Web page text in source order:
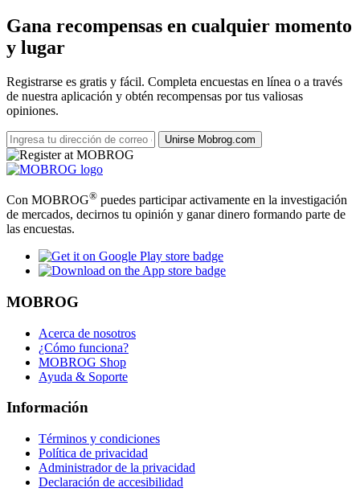
Gana recompensas en cualquier momento
y lugar
Registrarse es gratis y fácil. Completa encuestas en línea o a través
de nuestra aplicación y obtén recompensas por tus valiosas
opiniones.
Unirse Mobrog.com
Con MOBROG® puedes participar activamente en la investigación
de mercados, decirnos tu opinión y ganar dinero formando parte de
las encuestas.
MOBROG
Acerca de nosotros
¿Cómo funciona?
MOBROG Shop
Ayuda & Soporte
Información
Términos y condiciones
Política de privacidad
Administrador de la privacidad
Declaración de accesibilidad